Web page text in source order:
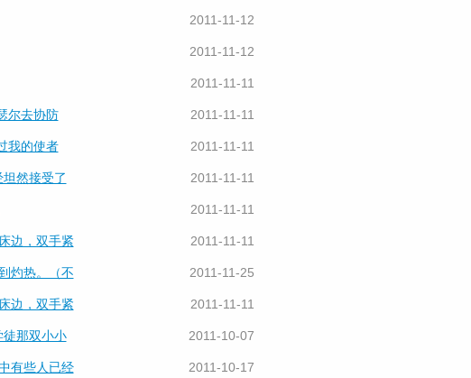
2011-11-12
2011-11-12
2011-11-11
尔去协防 2011-11-11
我的使者 2011-11-11
然接受了 2011-11-11
2011-11-11
边，双手紧 2011-11-11
灼热。（不 2011-11-25
边，双手紧 2011-11-11
那双小小 2011-10-07
有些人已经 2011-10-17